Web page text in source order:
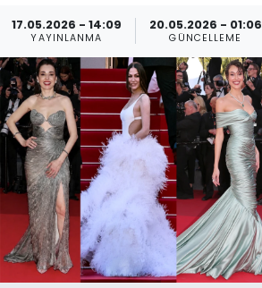
17.05.2026 - 14:09
YAYINLANMA
20.05.2026 - 01:06
GÜNCELLEME